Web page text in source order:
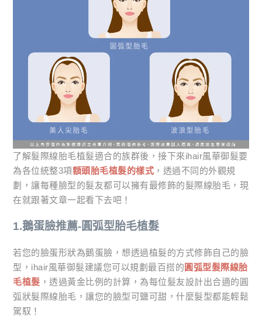
了解髮際線胎毛植髮適合的族群後，接下來ihair風華御髮要
為各位統整3項額頭胎毛植髮的樣式 ，透過不同的外觀規
劃，讓每種臉型的髮友都可以擁有最修飾的髮際線胎毛，現
在就跟著文章一起看下去吧！
1.鵝蛋臉推薦-圓弧型胎毛植髮
若您的臉蛋形狀為鵝蛋臉，想透過植髮的方式修飾自己的臉
型，ihair風華御髮建議您可以規劃最百搭的 圓弧型髮際線胎
毛植髮 ，透過黃金比例的計算，為每位髮友設計出合適的圓
弧狀髮際線胎毛，讓您的臉型可鹽可甜，什麼髮型都能輕鬆
駕馭！